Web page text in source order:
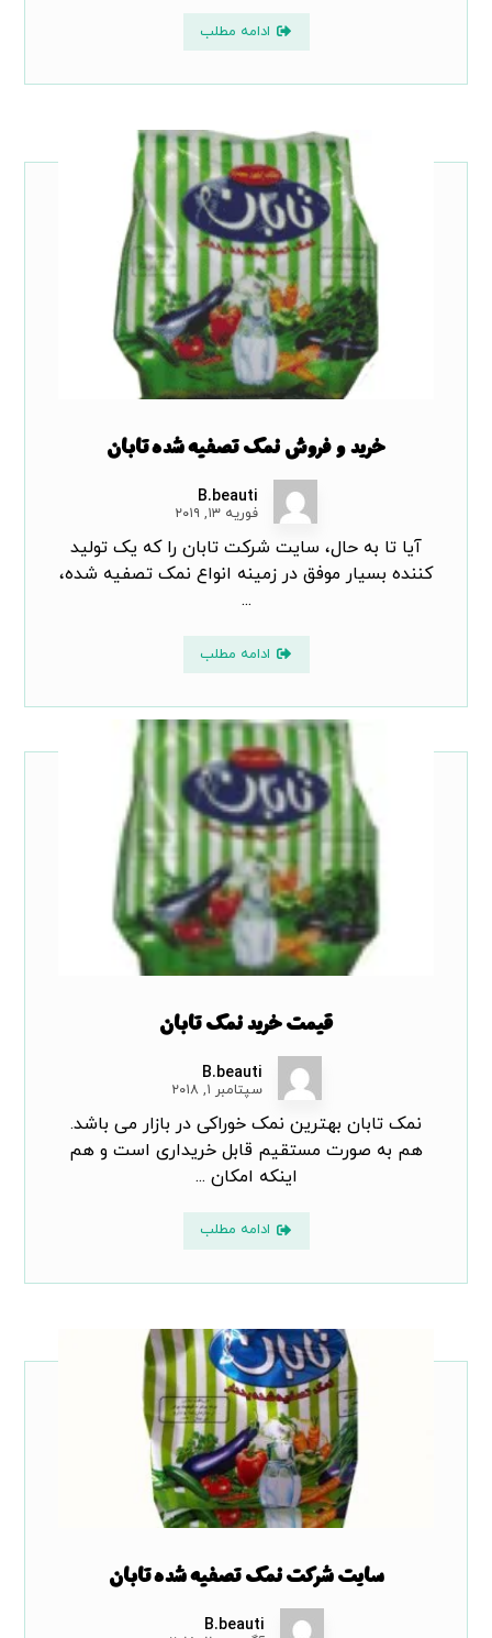
ادامه مطلب
خرید و فروش نمک تصفیه شده تابان
B.beauti
فوریه ۱۳, ۲۰۱۹
آیا تا به حال، سایت شرکت تابان را که یک تولید
کننده بسیار موفق در زمینه انواع نمک تصفیه شده،
...
ادامه مطلب
قیمت خرید نمک تابان
B.beauti
سپتامبر ۱, ۲۰۱۸
نمک تابان بهترین نمک خوراکی در بازار می باشد.
هم به صورت مستقیم قابل خریداری است و هم
اینکه امکان ...
ادامه مطلب
سایت شرکت نمک تصفیه شده تابان
B.beauti